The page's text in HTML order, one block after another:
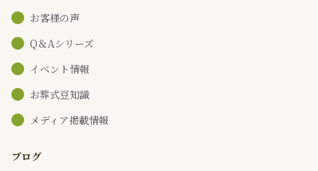
お客様の声
Q＆Aシリーズ
イベント情報
お葬式豆知識
メディア掲載情報
ブログ